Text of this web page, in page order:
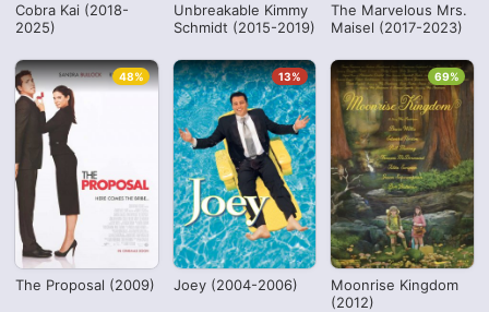
Cobra Kai (2018-
2025)
Unbreakable Kimmy
Schmidt (2015-2019)
The Marvelous Mrs.
Maisel (2017-2023)
The Proposal (2009)
48%
Joey (2004-2006)
13%
Moonrise Kingdom
(2012)
69%